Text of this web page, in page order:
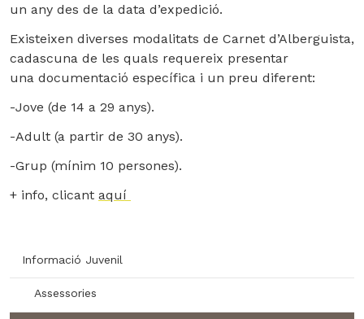
un any des de la data d’expedició.
Existeixen diverses modalitats de Carnet d’Alberguista,
cadascuna de les quals requereix presentar
una documentació específica i un preu diferent:
-Jove (de 14 a 29 anys).
-Adult (a partir de 30 anys).
-Grup (mínim 10 persones).
+ info, clicant aquí
Informació Juvenil
Assessories